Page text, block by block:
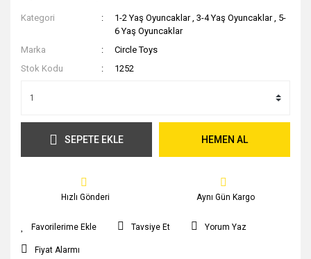
Kategori 1-2 Yaş Oyuncaklar ,3-4 Yaş Oyuncaklar , 5-
6 Yaş Oyuncaklar
Marka
Circle Toys
Stok Kodu
1252
SEPETE EKLE HEMEN AL
Hızlı Gönderi Aynı Gün Kargo
Tavsiye Et Yorum Yaz
Fiyat Alarmı